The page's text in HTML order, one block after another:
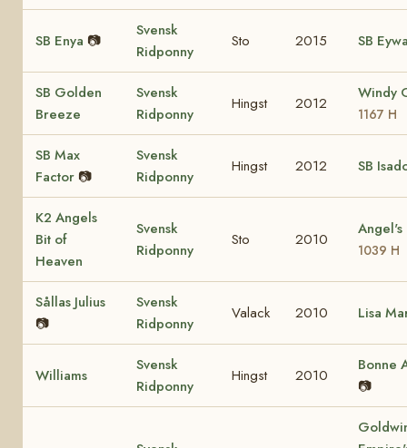
SB Enya 📷
Svensk
Ridponny
Sto 2015 SB
SB Golden
Breeze
Svensk
Ridponny
Hingst 2012
Windy
1167 H
SB Max
Factor 📷
Svensk
Ridponny
Hingst 2012 SB
K2 Angels
Bit of
Heaven
Svensk
Ridponny
Sto 2010
1039 H
Sållas Julius
📷
Svensk
Ridponny
Valack 2010 Lisa
Williams
Svensk
Ridponny
Hingst 2010
Bonne
📷